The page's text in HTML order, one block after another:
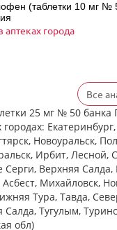
(таблетки 10 мг
аптеках города
(таблетки 25 мг
аптеках города
(таблетки 10 мг №
АО Польша
аптеках города
Все
25 мг № 50
Новоуральск,
Ирбит, Лесной,
Верхняя Салда,
Асбест, Михайловск,
Тура, Тавда,
Тугулым,
обл)